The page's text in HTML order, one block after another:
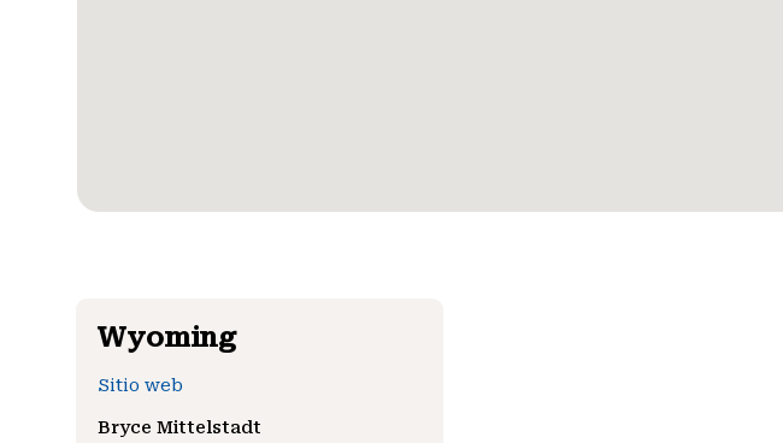
Wyoming
Sitio web
Bryce Mittelstadt